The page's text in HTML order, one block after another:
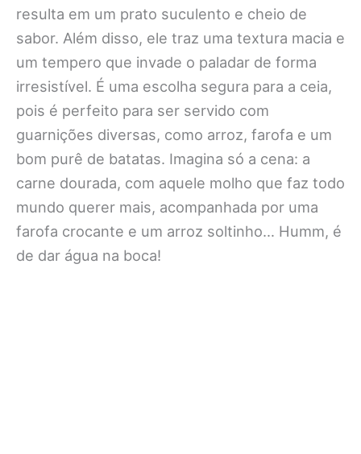
resulta em um prato suculento e cheio de
sabor. Além disso, ele traz uma textura macia e
um tempero que invade o paladar de forma
irresistível. É uma escolha segura para a ceia,
pois é perfeito para ser servido com
guarnições diversas, como arroz, farofa e um
bom purê de batatas. Imagina só a cena: a
carne dourada, com aquele molho que faz todo
mundo querer mais, acompanhada por uma
farofa crocante e um arroz soltinho… Humm, é
de dar água na boca!